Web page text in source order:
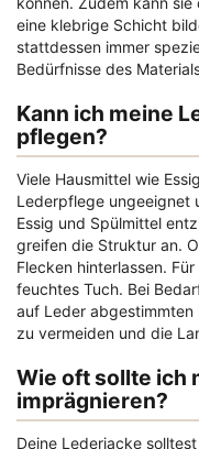
eine klebrige Schicht
stattdessen immer
Bedürfnisse des
Kann ich meine
pflegen?
Viele Hausmittel wie
Lederpflege ungeeignet
Essig und Spülmittel
greifen die Struktur an.
Flecken hinterlassen.
feuchtes Tuch. Bei
auf Leder
zu vermeiden und die
Wie oft sollte ich
imprägnieren?
Deine Lederjacke